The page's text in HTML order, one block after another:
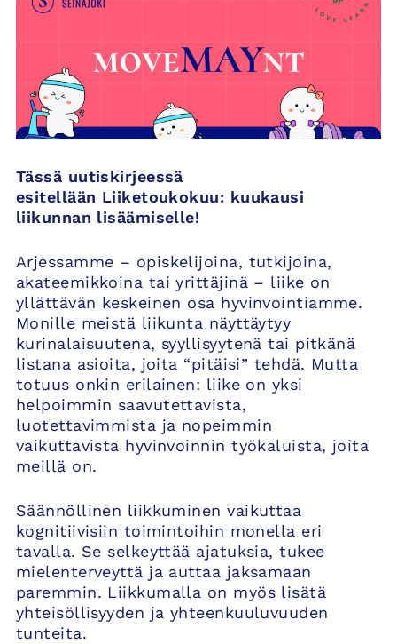
Tässä uutiskirjeessä
esitellään Liiketoukokuu: kuukausi
liikunnan lisäämiselle!
Arjessamme – opiskelijoina, tutkijoina,
akateemikkoina tai yrittäjinä – liike on
yllättävän keskeinen osa hyvinvointiamme.
Monille meistä liikunta näyttäytyy
kurinalaisuutena, syyllisyytenä tai pitkänä
listana asioita, joita “pitäisi” tehdä. Mutta
totuus onkin erilainen: liike on yksi
helpoimmin saavutettavista,
luotettavimmista ja nopeimmin
vaikuttavista hyvinvoinnin työkaluista, joita
meillä on.
Säännöllinen liikkuminen vaikuttaa
kognitiivisiin toimintoihin monella eri
tavalla. Se selkeyttää ajatuksia, tukee
mielenterveyttä ja auttaa jaksamaan
paremmin. Liikkumalla on myös lisätä
yhteisöllisyyden ja yhteenkuuluvuuden
tunteita.